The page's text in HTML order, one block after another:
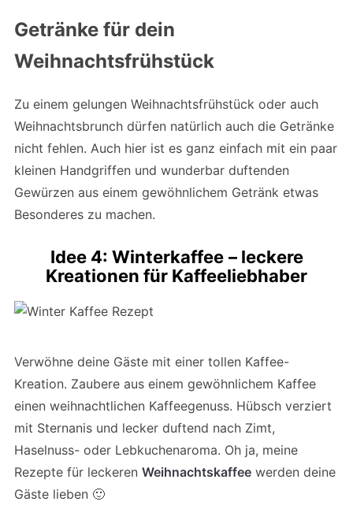
Getränke für dein
Weihnachtsfrühstück
Zu einem gelungen Weihnachtsfrühstück oder auch
Weihnachtsbrunch dürfen natürlich auch die Getränke
nicht fehlen. Auch hier ist es ganz einfach mit ein paar
kleinen Handgriffen und wunderbar duftenden
Gewürzen aus einem gewöhnlichem Getränk etwas
Besonderes zu machen.
Idee 4: Winterkaffee – leckere
Kreationen für Kaffeeliebhaber
Verwöhne deine Gäste mit einer tollen Kaffee-
Kreation. Zaubere aus einem gewöhnlichem Kaffee
einen weihnachtlichen Kaffeegenuss. Hübsch verziert
mit Sternanis und lecker duftend nach Zimt,
Haselnuss- oder Lebkuchenaroma. Oh ja, meine
Rezepte für leckeren Weihnachtskaffeewerden deine
Gäste lieben 🙂